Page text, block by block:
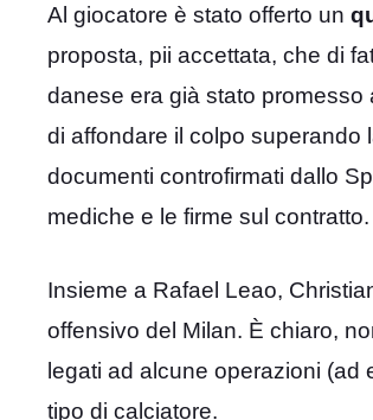
Al giocatore è stato offerto un
proposta, pii accettata, che di
danese era già stato
di affondare il colpo superando
documenti controfirmati dallo
mediche e le firme sul contratto.
Insieme a Rafael Leao,
offensivo del Milan. È chiaro,
legati ad alcune operazioni (ad
tipo di calciatore.